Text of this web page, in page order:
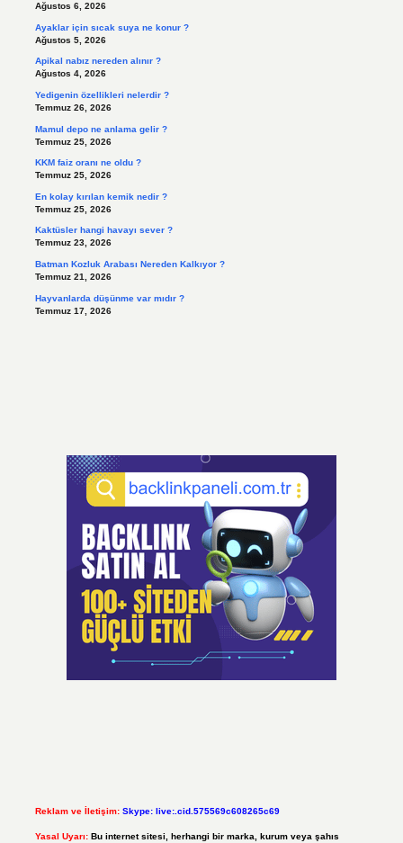
Ağustos 6, 2026
Ayaklar için sıcak suya ne konur ?
Ağustos 5, 2026
Apikal nabız nereden alınır ?
Ağustos 4, 2026
Yedigenin özellikleri nelerdir ?
Temmuz 26, 2026
Mamul depo ne anlama gelir ?
Temmuz 25, 2026
KKM faiz oranı ne oldu ?
Temmuz 25, 2026
En kolay kırılan kemik nedir ?
Temmuz 25, 2026
Kaktüsler hangi havayı sever ?
Temmuz 23, 2026
Batman Kozluk Arabası Nereden Kalkıyor ?
Temmuz 21, 2026
Hayvanlarda düşünme var mıdır ?
Temmuz 17, 2026
Reklam ve İletişim: Skype: live:.cid.575569c608265c69
Yasal Uyarı: Bu internet sitesi, herhangi bir marka, kurum veya şahıs